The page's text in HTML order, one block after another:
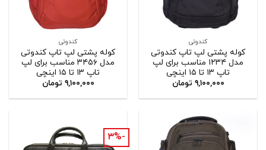
کندوتی
کوله پشتی لپ تاپ کندوتی
مدل ۱۲۳۴ مناسب برای لپ
تاپ ۱۳ تا ۱۵ اینچی
۹,۱۰۰,۰۰۰ تومان
کندوتی
کوله پشتی لپ تاپ کندوتی
مدل ۳۴۵۶ مناسب برای لپ
تاپ ۱۳ تا ۱۵ اینچی
۹,۱۰۰,۰۰۰ تومان
-۳%